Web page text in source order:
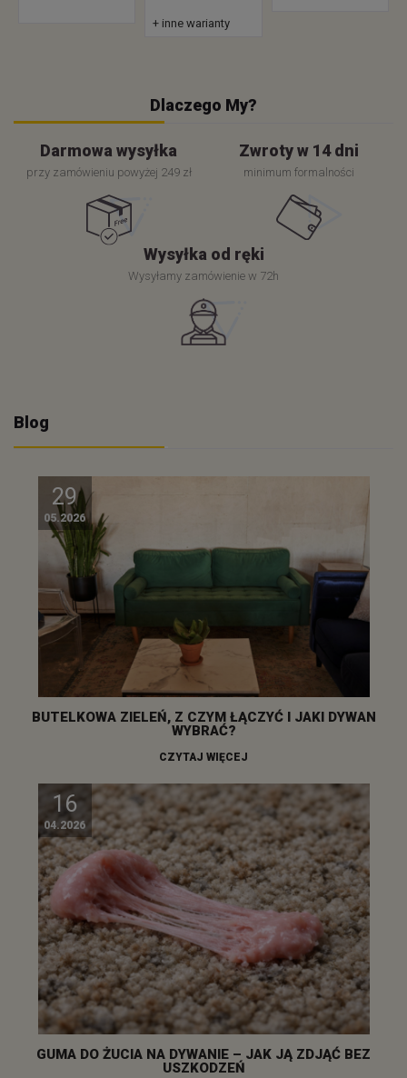
+ inne warianty
Dlaczego My?
Darmowa wysyłka
przy zamówieniu powyżej 249 zł
Zwroty w 14 dni
minimum formalności
Wysyłka od ręki
Wysyłamy zamówienie w 72h
Blog
29
05.2026
BUTELKOWA ZIELEŃ, Z CZYM ŁĄCZYĆ I JAKI DYWAN
WYBRAĆ?
CZYTAJ WIĘCEJ
16
04.2026
GUMA DO ŻUCIA NA DYWANIE – JAK JĄ ZDJĄĆ BEZ
USZKODZEŃ